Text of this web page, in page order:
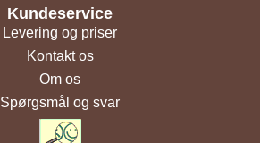
Kundeservice
Levering og priser
Kontakt os
Om os
Spørgsmål og svar